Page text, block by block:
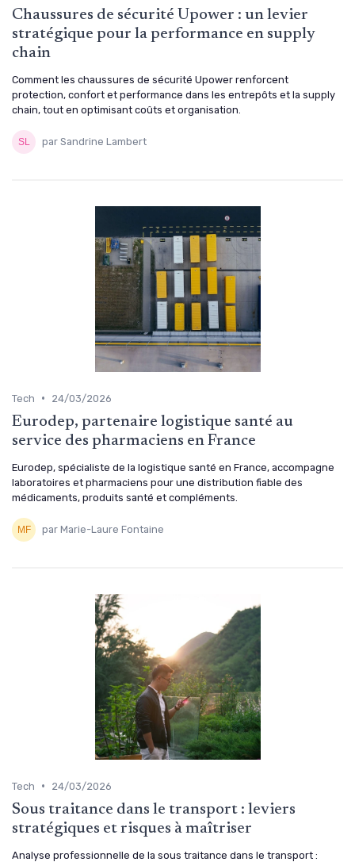
Chaussures de sécurité Upower : un levier
stratégique pour la performance en supply
chain
Comment les chaussures de sécurité Upower renforcent
protection, confort et performance dans les entrepôts et la supply
chain, tout en optimisant coûts et organisation.
par Sandrine Lambert
Tech • 24/03/2026
Eurodep, partenaire logistique santé au
service des pharmaciens en France
Eurodep, spécialiste de la logistique santé en France, accompagne
laboratoires et pharmaciens pour une distribution fiable des
médicaments, produits santé et compléments.
par Marie-Laure Fontaine
Tech • 24/03/2026
Sous traitance dans le transport : leviers
stratégiques et risques à maîtriser
Analyse professionnelle de la sous traitance dans le transport :